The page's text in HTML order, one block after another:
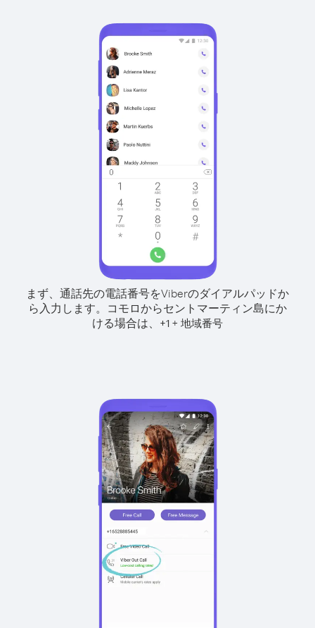
まず、通話先の電話番号をViberのダイアルパッドか
ら入力します。 コモロからセントマーティン島にか
ける場合は、 +1 + 地域番号